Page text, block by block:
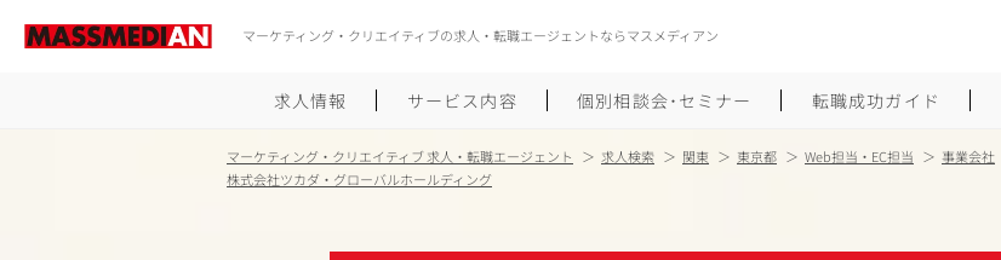
マーケティング・クリエイティブの求人・転職エージェントならマスメディアン
求人情報 サービス内容 個別相談会･セミナー 転職成功ガイド
マーケティング・クリエイティブ 求人・転職エージェント 求人検索 関東 東京都 Web担当・EC担当 事業会社
株式会社ツカダ・グローバルホールディング